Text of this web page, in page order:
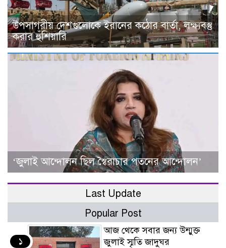
উপসাগরীয় দেশগুলোকে ইরানের কঠোর বার্তা, লক্ষ্যবস্তু
করার হুঁশিয়ারি
‘জুলাই আন্দোলন ছিল স্বৈরাচার পতনের আন্দোলন’
Last Update
Popular Post
১
আজ থেকে সবার জন্য উন্মুক্ত
জুলাই স্মৃতি জাদুঘর